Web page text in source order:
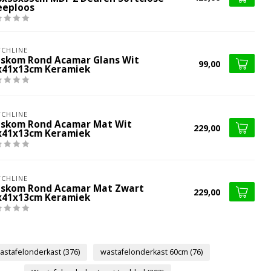
Rond Acamar Glans Wit
Keramiek 99,00
Rond Acamar Mat Wit
Keramiek 229,00
Rond Acamar Mat Zwart
Keramiek 229,00
(376) wastafelonderkast 60cm (76)